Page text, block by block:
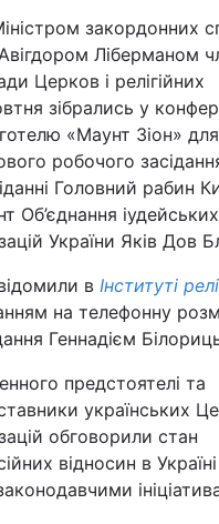
Війна
Політика
Світ
Львів
Харків
закордонних
Ліберманом
Церков і релігійних
зібрались у
«Маунт Зіон» для
робочого
Головний рабин
Об’єднання іудейських
України Яків Дов
в Інституті
на телефонну
Геннадієм
предстоятелі та
українських
обговорили стан
відносин в